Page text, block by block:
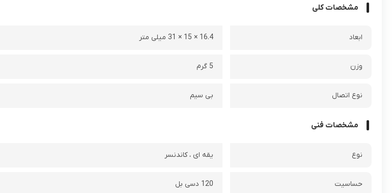
مشخصات کلی
ابعاد 16.4 × 15 × 31 میلی متر
وزن 5 گرم
نوع اتصال بی سیم
مشخصات فنی
نوع یقه ای ، کاندنسر
حساسیت 120 دسی بل